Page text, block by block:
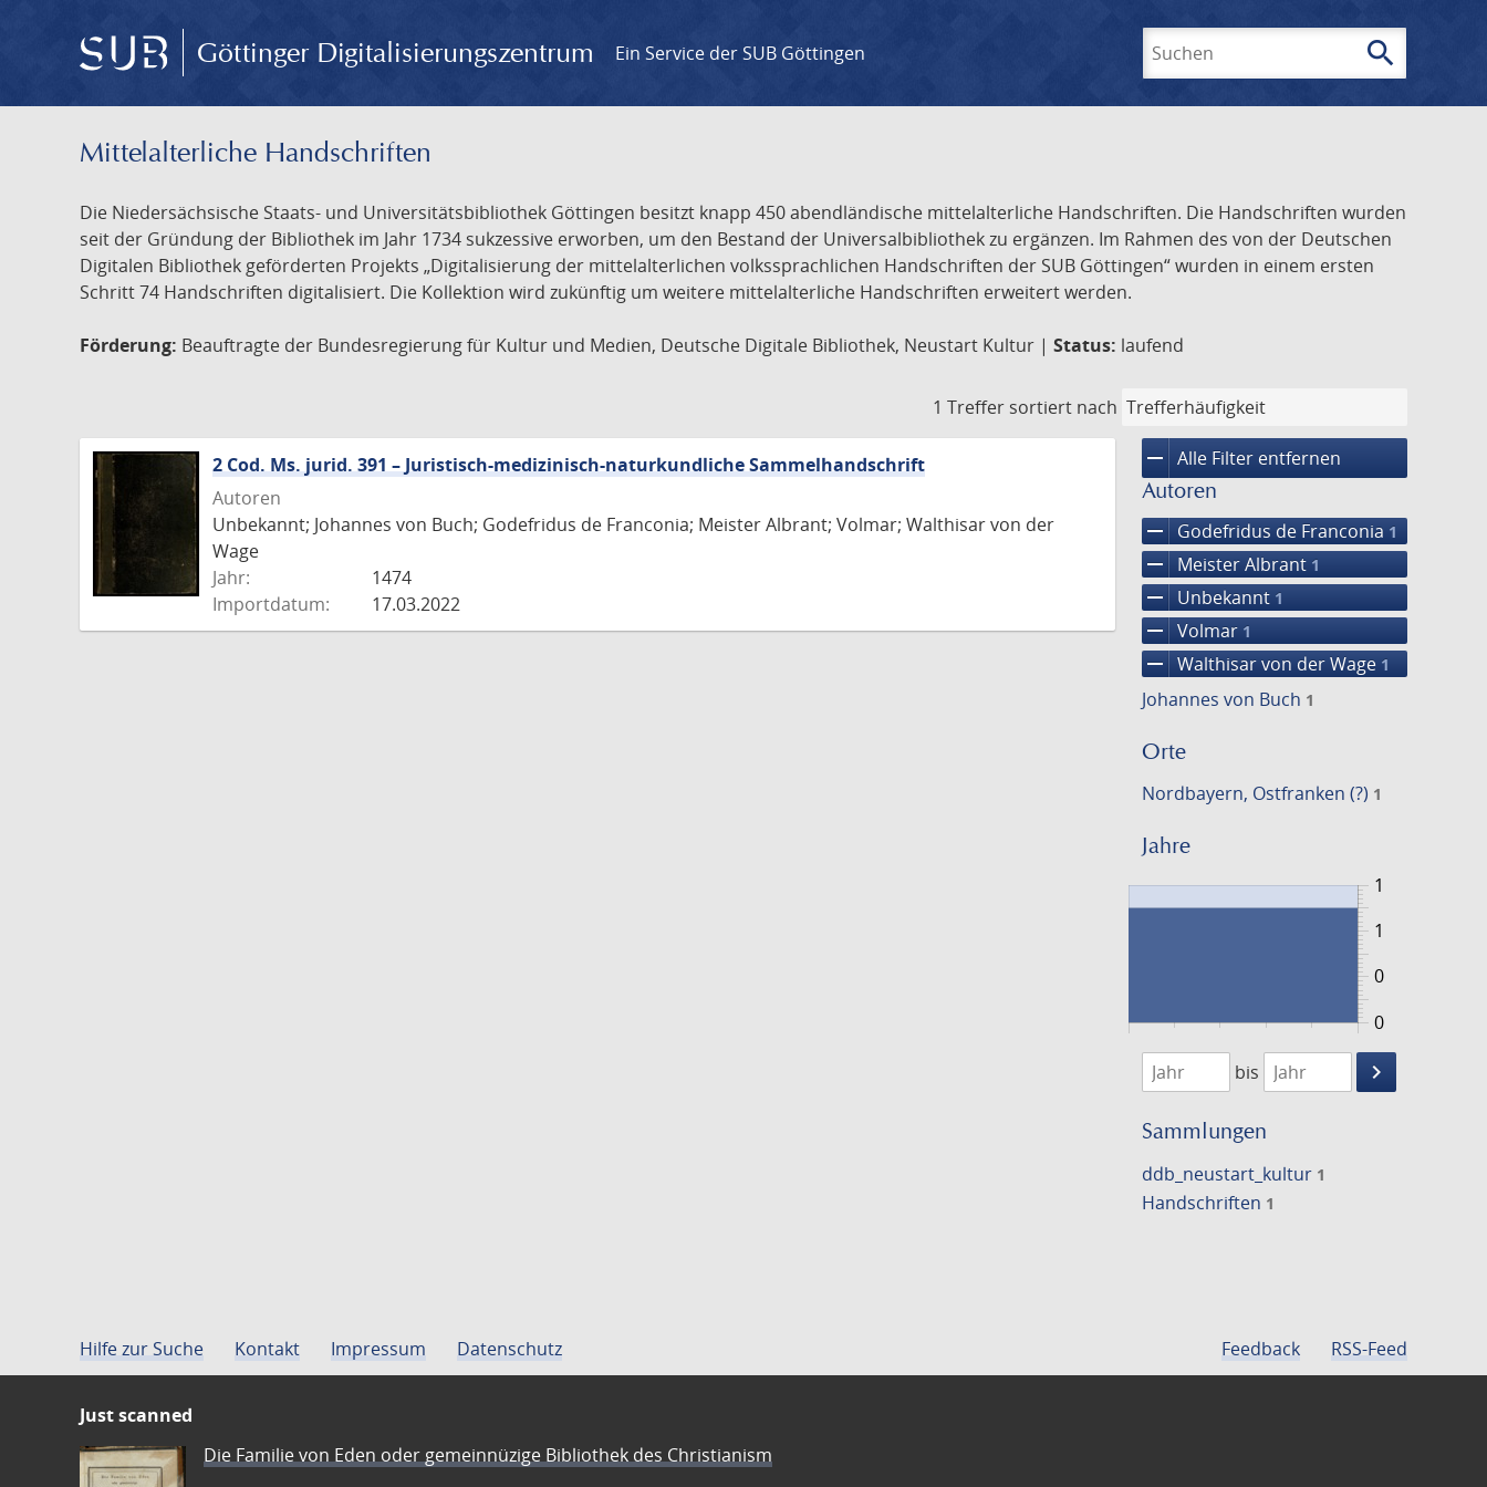
Göttinger Digitalisierungszentrum Ein Service der SUB Göttingen search
Mittelalterliche Handschriften
Die Niedersächsische Staats- und Universitätsbibliothek Göttingen besitzt knapp 450 abendländische mittelalterliche Handschriften. Die Handschriften wurden
seit der Gründung der Bibliothek im Jahr 1734 sukzessive erworben, um den Bestand der Universalbibliothek zu ergänzen. Im Rahmen des von der Deutschen
Digitalen Bibliothek geförderten Projekts „Digitalisierung der mittelalterlichen volkssprachlichen Handschriften der SUB Göttingen“ wurden in einem ersten
Schritt 74 Handschriften digitalisiert. Die Kollektion wird zukünftig um weitere mittelalterliche Handschriften erweitert werden.
Förderung: Beauftragte der Bundesregierung für Kultur und Medien, Deutsche Digitale Bibliothek, Neustart Kultur | Status: laufend
1 Treffer sortiert nach
remove Alle Filter entfernen
Autoren
remove Godefridus de Franconia 1
remove Meister Albrant 1
remove Unbekannt 1
remove Volmar 1
remove Walthisar von der Wage 1
Johannes von Buch 1
Orte
Nordbayern, Ostfranken (?) 1
Jahre
0
1
0
1
1474
1475
bis
keyboard_arrow_right
Suche
Sammlungen
ddb_neustart_kultur 1
Handschriften 1
2 Cod. Ms. jurid. 391 – Juristisch-medizinisch-naturkundliche Sammelhandschrift
Autoren
Unbekannt; Johannes von Buch; Godefridus de Franconia; Meister Albrant; Volmar; Walthisar von der
Wage
Jahr:
1474
Importdatum:
17.03.2022
Hilfe zur Suche Kontakt Impressum Datenschutz Feedback RSS-Feed
Just scanned
Die Familie von Eden oder gemeinnüzige Bibliothek des Christianism